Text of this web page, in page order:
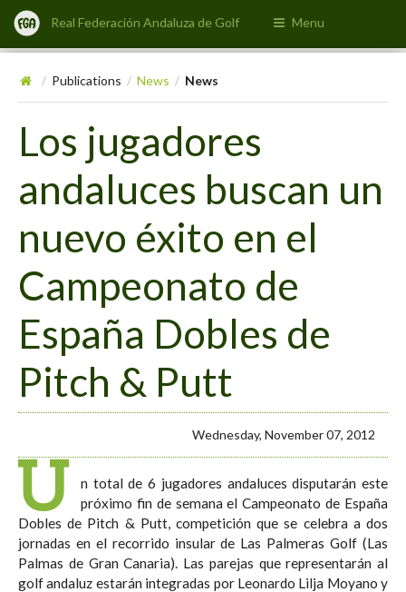
Real Federación Andaluza de Golf Menu
/ Publications / News / News
Los jugadores
andaluces buscan un
nuevo éxito en el
Campeonato de
España Dobles de
Pitch & Putt
Wednesday, November 07, 2012
U
n total de 6 jugadores andaluces disputarán este
próximo fin de semana el Campeonato de España
Dobles de Pitch & Putt, competición que se celebra a dos
jornadas en el recorrido insular de Las Palmeras Golf (Las
Palmas de Gran Canaria). Las parejas que representarán al
golf andaluz estarán integradas por Leonardo Lilja Moyano y